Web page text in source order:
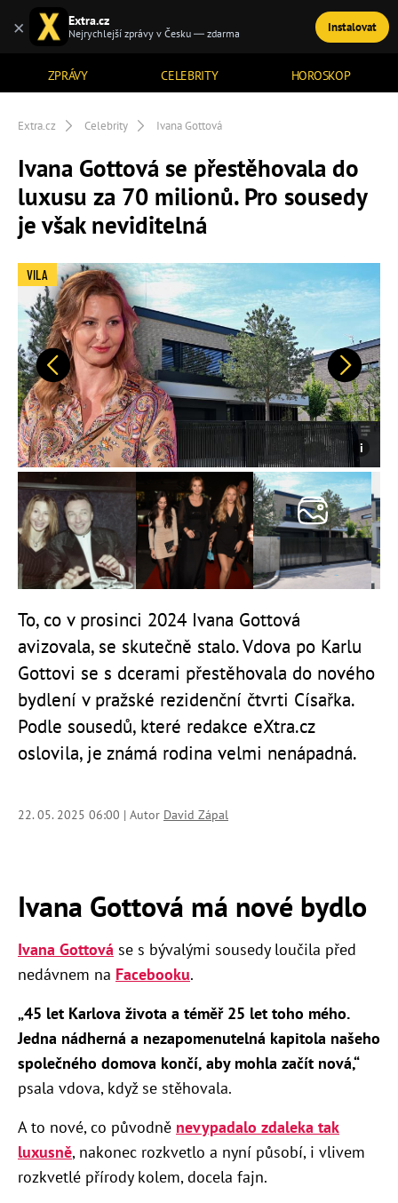
ZPRÁVY CELEBRITY HOROSKOP
TÉMATA
Extra.cz Celebrity Ivana Gottová
Ivana Gottová se přestěhovala do
luxusu za 70 milionů. Pro sousedy
je však neviditelná
Předchozí Další
VILA
To, co v prosinci 2024 Ivana Gottová
avizovala, se skutečně stalo. Vdova po Karlu
Gottovi se s dcerami přestěhovala do nového
bydlení v pražské rezidenční čtvrti Císařka.
Podle sousedů, které redakce eXtra.cz
oslovila, je známá rodina velmi nenápadná.
22. 05. 2025 06:00 | Autor David Zápal
Ivana Gottová má nové bydlo
Ivana Gottová se s bývalými sousedy loučila před
nedávnem na Facebooku.
„45 let Karlova života a téměř 25 let toho mého.
Jedna nádherná a nezapomenutelná kapitola našeho
společného domova končí, aby mohla začít nová,“
psala vdova, když se stěhovala.
A to nové, co původně nevypadalo zdaleka tak
luxusně, nakonec rozkvetlo a nyní působí, i vlivem
rozkvetlé přírody kolem, docela fajn.
× Extra.cz
Nejrychlejší zprávy v Česku — zdarma Instalovat